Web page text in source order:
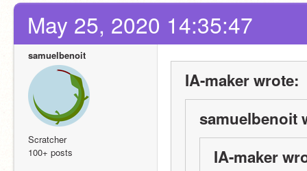
May 25, 2020 14:35:47
samuelbenoit
Scratcher
100+ posts
IA-maker wrote:
samuelbenoit
IA-maker